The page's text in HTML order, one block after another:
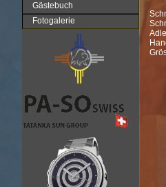
Gästebuch
Fotogalerie